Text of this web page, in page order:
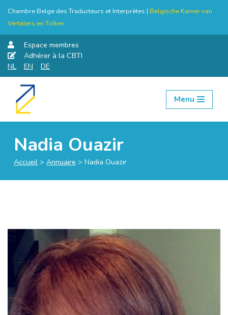
Chambre Belge des Traducteurs et Interprètes | Belgische Kamer van
Vertalers en Tolken
Espace membres
Adhérer à la CBTI
NL
EN DE
Aller
Menu
Nadia Ouazir
Accueil > Annuaire > Nadia Ouazir